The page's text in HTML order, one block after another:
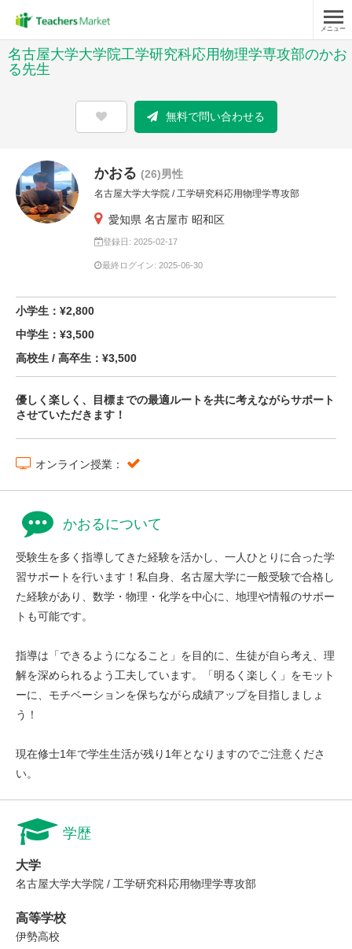
メニュー
名古屋大学大学院工学研究科応用物理学専攻部のかお
る先生
無料で問い合わせる
かおる (26)男性
名古屋大学大学院 / 工学研究科応用物理学専攻部
愛知県 名古屋市 昭和区
登録日: 2025-02-17
最終ログイン: 2025-06-30
小学生：¥2,800
中学生：¥3,500
高校生 / 高卒生：¥3,500
優しく楽しく、目標までの最適ルートを共に考えながらサポート
させていただきます！
オンライン授業：
かおるについて
受験生を多く指導してきた経験を活かし、一人ひとりに合った学
習サポートを行います！私自身、名古屋大学に一般受験で合格し
た経験があり、数学・物理・化学を中心に、地理や情報のサポー
トも可能です。
指導は「できるようになること」を目的に、生徒が自ら考え、理
解を深められるよう工夫しています。「明るく楽しく」をモット
ーに、モチベーションを保ちながら成績アップを目指しましょ
う！
現在修士1年で学生生活が残り1年となりますのでご注意くださ
い。
学歴
大学
名古屋大学大学院 / 工学研究科応用物理学専攻部
高等学校
伊勢高校